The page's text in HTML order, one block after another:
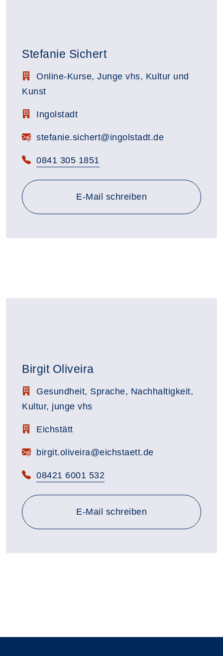
Stefanie Sichert
Stellenbezeichnung:
Online-Kurse, Junge vhs, Kultur und
Kunst
Zimmerbezeichnung:
Ingolstadt
E-Mail:stefanie.sichert@ingolstadt.de
Telefon:
0841 305 1851
E-Mail schreiben
Birgit Oliveira
Stellenbezeichnung:
Gesundheit, Sprache, Nachhaltigkeit,
Kultur, junge vhs
Zimmerbezeichnung:
Eichstätt
E-Mail:birgit.oliveira@eichstaett.de
Telefon:
08421 6001 532
E-Mail schreiben